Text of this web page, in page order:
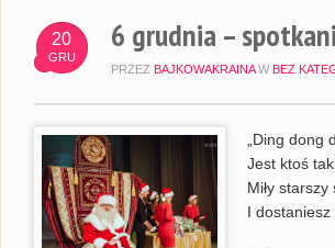
20
GRU
6 grudnia –
PRZEZ BAJKOWAKRAINA W BEZ
„Ding
Jest ktoś
Miły
I dostaniesz